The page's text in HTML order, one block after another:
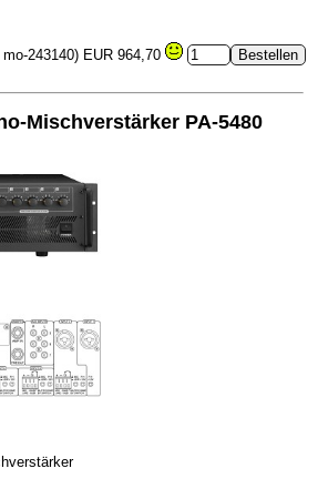
243140) EUR 964,70
Mischverstärker PA-5480